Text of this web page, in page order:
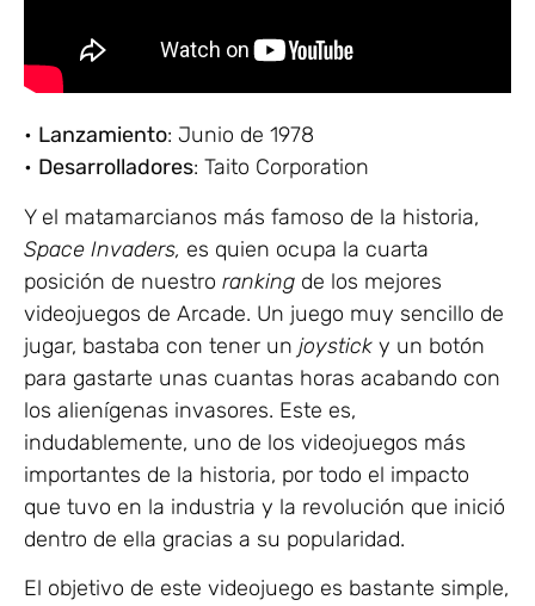
• Lanzamiento: Junio de 1978
• Desarrolladores: Taito Corporation
Y el matamarcianos más famoso de la historia,
Space Invaders, es quien ocupa la cuarta
posición de nuestro ranking de los mejores
videojuegos de Arcade. Un juego muy sencillo de
jugar, bastaba con tener un joystick y un botón
para gastarte unas cuantas horas acabando con
los alienígenas invasores. Este es,
indudablemente, uno de los videojuegos más
importantes de la historia, por todo el impacto
que tuvo en la industria y la revolución que inició
dentro de ella gracias a su popularidad.
El objetivo de este videojuego es bastante simple,